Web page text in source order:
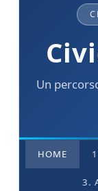
Un
HOME
3.